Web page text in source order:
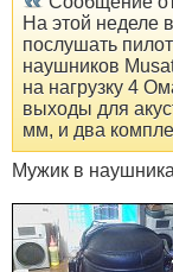
На этой неделе
послушать
наушников
на нагрузку 4
выходы для
мм, и два
Мужик в